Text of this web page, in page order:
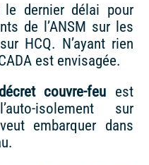
dernier délai pour
de l’ANSM sur les
HCQ. N’ayant rien
est envisagée.
couvre-feu est
isolement sur
embarquer dans